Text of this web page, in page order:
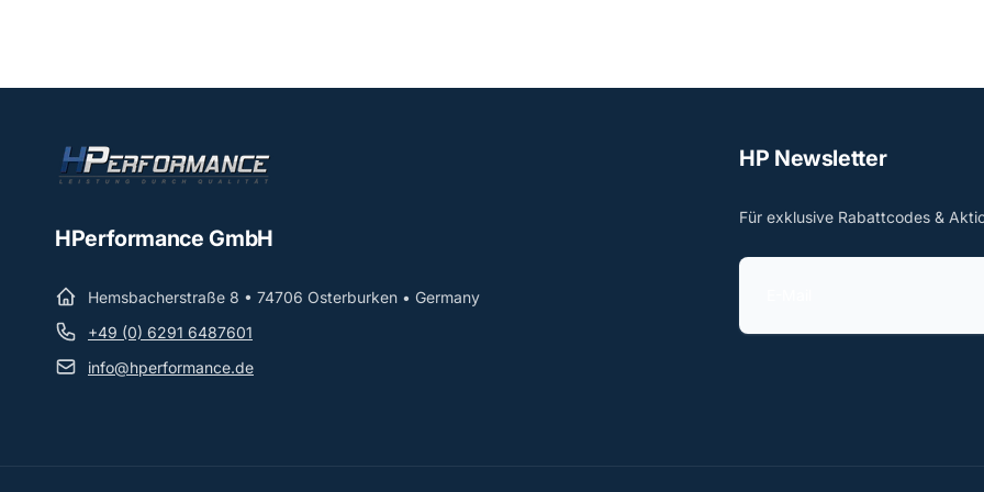
HPerformance GmbH
Hemsbacherstraße 8 • 74706 Osterburken • Germany
+49 (0) 6291 6487601
info@hperformance.de
HP Newsletter
Für exklusive Rabattcodes &
E